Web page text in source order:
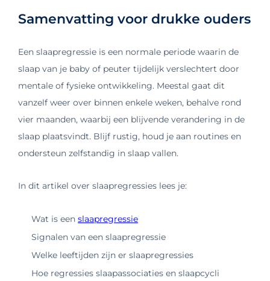
Samenvatting voor drukke ouders
Een slaapregressie is een normale periode waarin de
slaap van je baby of peuter tijdelijk verslechtert door
mentale of fysieke ontwikkeling. Meestal gaat dit
vanzelf weer over binnen enkele weken, behalve rond
vier maanden, waarbij een blijvende verandering in de
slaap plaatsvindt. Blijf rustig, houd je aan routines en
ondersteun zelfstandig in slaap vallen.
In dit artikel over slaapregressies lees je:
Wat is een slaapregressie
Signalen van een slaapregressie
Welke leeftijden zijn er slaapregressies
Hoe regressies slaapassociaties en slaapcycli